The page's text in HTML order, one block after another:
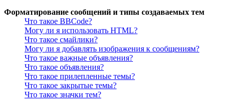
Форматирование сообщений и типы создаваемых тем
Что такое BBCode?
Могу ли я использовать HTML?
Что такое смайлики?
Могу ли я добавлять изображения к сообщениям?
Что такое важные объявления?
Что такое объявления?
Что такое прилепленные темы?
Что такое закрытые темы?
Что такое значки тем?